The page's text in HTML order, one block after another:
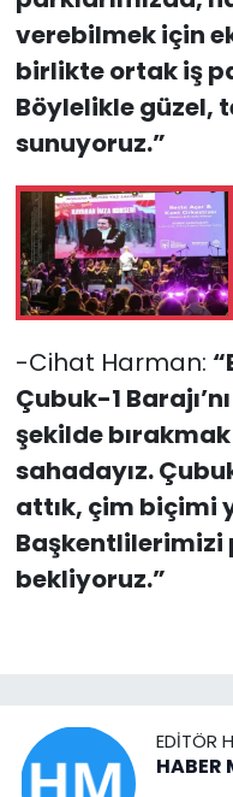
verebilmek için
birlikte ortak iş
Böylelikle güzel,
sunuyoruz.”
-Cihat Harman:
Çubuk-1
şekilde
sahadayız.
attık, çim biçimi
Başkentlilerimizi
bekliyoruz.”
EDITÖR
HABER